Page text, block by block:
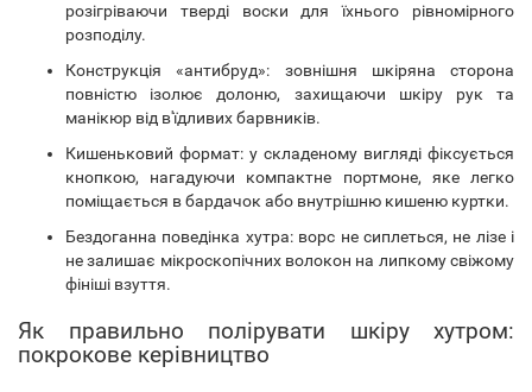
розігріваючи тверді воски для їхнього рівномірного
розподілу.
Конструкція «антибруд»: зовнішня шкіряна сторона
повністю ізолює долоню, захищаючи шкіру рук та
манікюр від в'їдливих барвників.
Кишеньковий формат: у складеному вигляді фіксується
кнопкою, нагадуючи компактне портмоне, яке легко
поміщається в бардачок або внутрішню кишеню куртки.
Бездоганна поведінка хутра: ворс не сиплеться, не лізе і
не залишає мікроскопічних волокон на липкому свіжому
фініші взуття.
Як правильно полірувати шкіру хутром:
покрокове керівництво